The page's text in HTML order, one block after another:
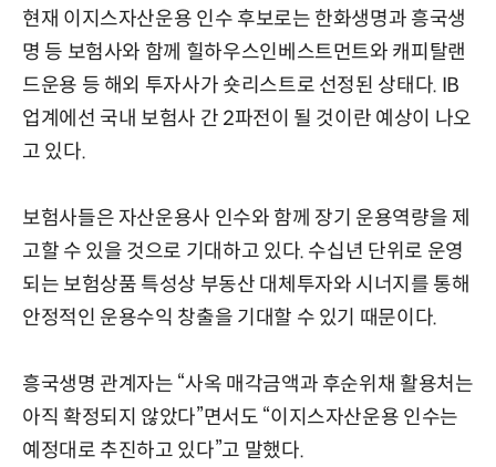
현재 이지스자산운용 인수 후보로는 한화생명과 흥국생
명 등 보험사와 함께 힐하우스인베스트먼트와 캐피탈랜
드운용 등 해외 투자사가 숏리스트로 선정된 상태다. IB
업계에선 국내 보험사 간 2파전이 될 것이란 예상이 나오
고 있다.
보험사들은 자산운용사 인수와 함께 장기 운용역량을 제
고할 수 있을 것으로 기대하고 있다. 수십년 단위로 운영
되는 보험상품 특성상 부동산 대체투자와 시너지를 통해
안정적인 운용수익 창출을 기대할 수 있기 때문이다.
흥국생명 관계자는 “사옥 매각금액과 후순위채 활용처는
아직 확정되지 않았다”면서도 “이지스자산운용 인수는
예정대로 추진하고 있다”고 말했다.